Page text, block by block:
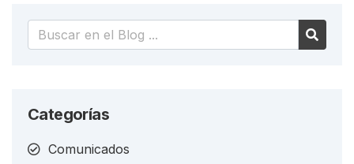
Categorías
Comunicados